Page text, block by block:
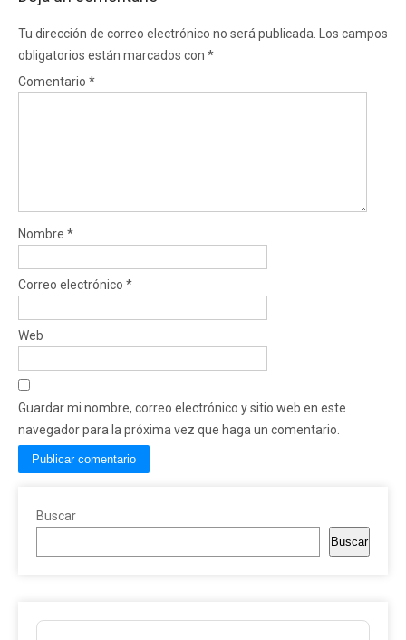
Tu dirección de correo electrónico no será publicada.
Los campos
obligatorios están marcados con *
Comentario *
Nombre *
Correo electrónico *
Web
Guardar mi nombre, correo electrónico y sitio web en este
navegador para la próxima vez que haga un comentario.
Buscar
Buscar